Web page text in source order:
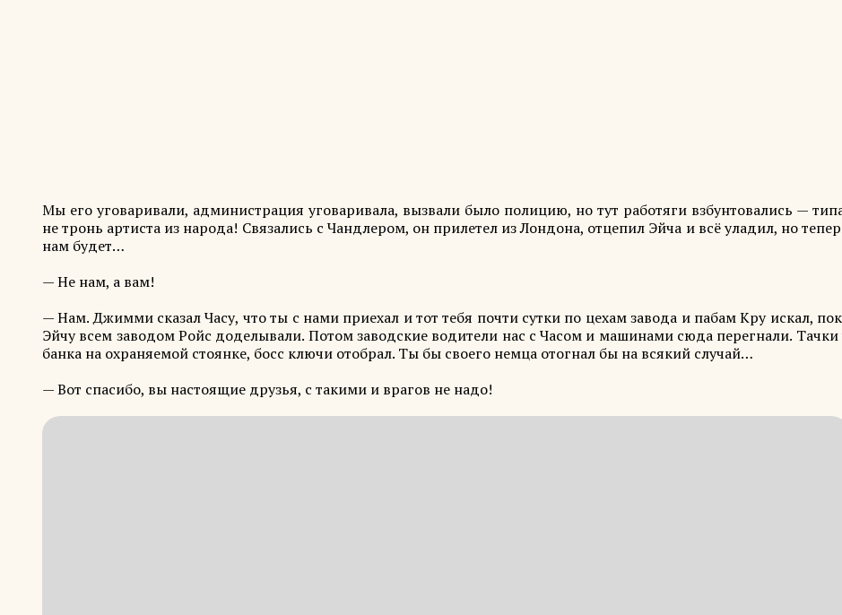
Мы его уговаривали, администрация уговаривала, вызвали было полицию, но тут работяги взбунтовались —
не тронь артиста из народа! Связались с Чандлером, он прилетел из Лондона, отцепил Эйча и всё уладил, но
нам будет…
— Не нам, а вам!
— Нам. Джимми сказал Часу, что ты с нами приехал и тот тебя почти сутки по цехам завода и пабам Кру искал,
Эйчу всем заводом Ройс доделывали. Потом заводские водители нас с Часом и машинами сюда перегнали. Тачки
банка на охраняемой стоянке, босс ключи отобрал. Ты бы своего немца отогнал бы на всякий случай…
— Вот спасибо, вы настоящие друзья, с такими и врагов не надо!